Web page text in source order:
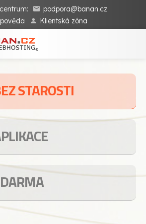
podpora@banan.cz
Klientská zóna
STAROSTI